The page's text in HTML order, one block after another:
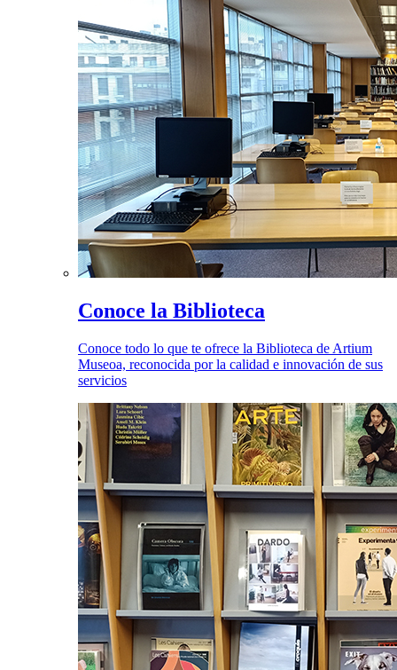
Conoce la Biblioteca
Conoce todo lo que te ofrece la Biblioteca de Artium
Museoa, reconocida por la calidad e innovación de sus
servicios